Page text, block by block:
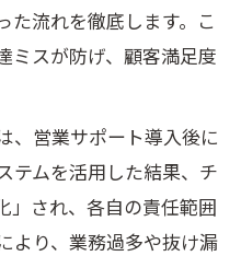
た流れを徹底します。こ
ミスが防げ、顧客満足度
、営業サポート導入後に
テムを活用した結果、チ
」され、各自の責任範囲
より、業務過多や抜け漏